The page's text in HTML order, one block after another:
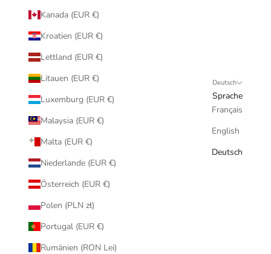
Kanada (EUR €)
Kroatien (EUR €)
Lettland (EUR €)
Litauen (EUR €)
Luxemburg (EUR €)
Malaysia (EUR €)
Malta (EUR €)
Niederlande (EUR €)
Österreich (EUR €)
Polen (PLN zł)
Portugal (EUR €)
Rumänien (RON Lei)
Deutsch
Sprache
Français
English
Deutsch